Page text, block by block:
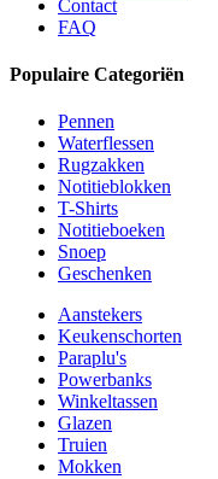
Contact
FAQ
Populaire Categoriën
Pennen
Waterflessen
Rugzakken
Notitieblokken
T-Shirts
Notitieboeken
Snoep
Geschenken
Aanstekers
Keukenschorten
Paraplu's
Powerbanks
Winkeltassen
Glazen
Truien
Mokken